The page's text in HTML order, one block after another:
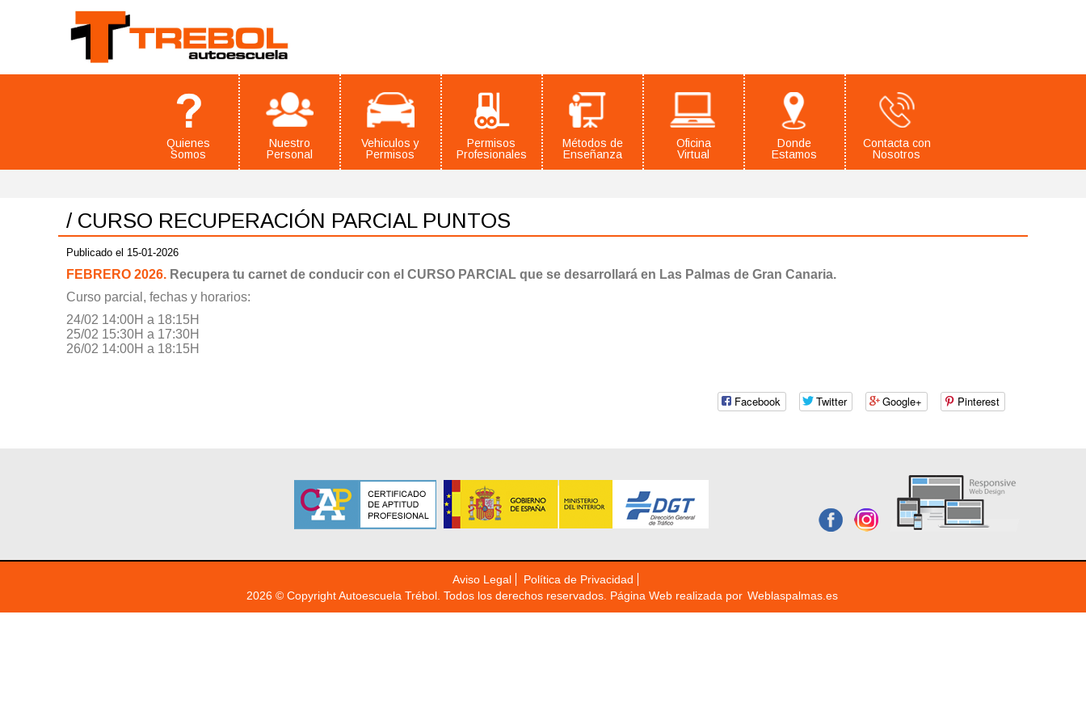
Quienes
Somos
Nuestro
Personal
Vehiculos y
Permisos
Permisos
Profesionales
Métodos de
Enseñanza
Oficina
Virtual
Donde
Estamos
Contacta con
Nosotros
/ CURSO RECUPERACIÓN PARCIAL PUNTOS
Publicado el 15-01-2026
FEBRERO 2026. Recupera tu carnet de conducir con el CURSO PARCIAL que se desarrollará en Las Palmas de Gran Canaria.
Curso parcial, fechas y horarios:
24/02 14:00H a 18:15H
25/02 15:30H a 17:30H
26/02 14:00H a 18:15H
Facebook Twitter Google+ Pinterest
Aviso Legal
Política de Privacidad
2026 © Copyright Autoescuela Trébol. Todos los derechos reservados. Página Web realizada por Weblaspalmas.es